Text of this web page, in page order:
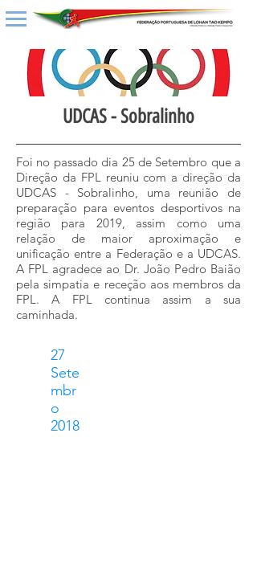
UDCAS - Sobralinho
Foi no passado dia 25 de Setembro que a
Direção da FPL reuniu com a direção da
UDCAS - Sobralinho, uma reunião de
preparação para eventos desportivos na
região para 2019, assim como uma
relação de maior aproximação e
unificação entre a Federação e a UDCAS.
A FPL agradece ao Dr. João Pedro Baião
pela simpatia e receção aos membros da
FPL. A FPL continua assim a sua
caminhada.
27
Sete
mbr
o
2018